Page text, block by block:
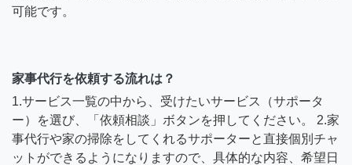
可能です。
家事代行を依頼する流れは？
1.サービス一覧の中から、受けたいサービス（サポータ
ー）を選び、「依頼相談」ボタンを押してください。 2.家
事代行や家の掃除をしてくれるサポーターと直接個別チャ
ットができるようになりますので、具体的な内容、希望日